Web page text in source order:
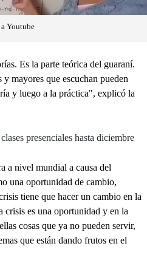
a Youtube
Es la parte teórica del guaraní.
mayores que escuchan pueden
y luego a la práctica", explicó la
presenciales hasta diciembre
a nivel mundial a causa del
una oportunidad de cambio,
tiene que hacer un cambio en la
crisis es una oportunidad y en la
cosas que ya no pueden servir,
que están dando frutos en el